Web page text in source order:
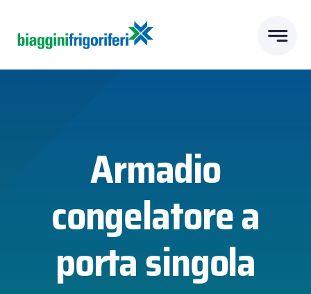
content
Armadio
congelatore a
porta singola